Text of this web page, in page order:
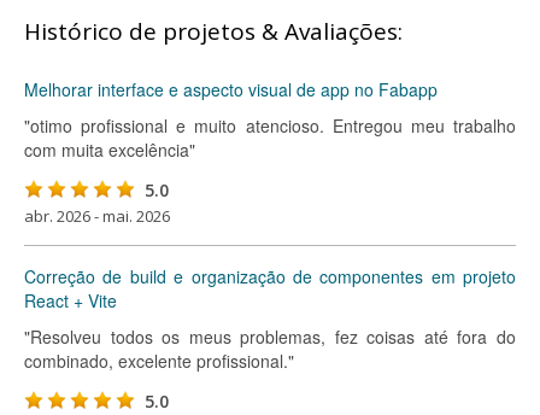
Histórico de projetos & Avaliações:
Melhorar interface e aspecto visual de app no Fabapp
"otimo profissional e muito atencioso. Entregou meu trabalho
com muita excelência"
5.0
abr. 2026 - mai. 2026
Correção de build e organização de componentes em projeto
React + Vite
"Resolveu todos os meus problemas, fez coisas até fora do
combinado, excelente profissional."
5.0